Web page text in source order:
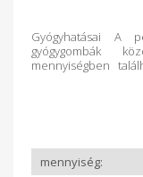
Gyógyhatásai A
gyógygombák
mennyiségben
vas és réz.
aminosavakban. A
például az
még